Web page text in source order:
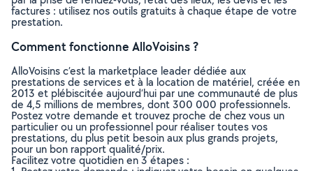
factures : utilisez nos outils gratuits à chaque étape de votre
prestation.
Comment fonctionne AlloVoisins ?
AlloVoisins c’est la marketplace leader dédiée aux
prestations de services et à la location de matériel, créée en
2013 et plébiscitée aujourd’hui par une communauté de plus
de 4,5 millions de membres, dont 300 000 professionnels.
Postez votre demande et trouvez proche de chez vous un
particulier ou un professionnel pour réaliser toutes vos
prestations, du plus petit besoin aux plus grands projets,
pour un bon rapport qualité/prix.
Facilitez votre quotidien en 3 étapes :